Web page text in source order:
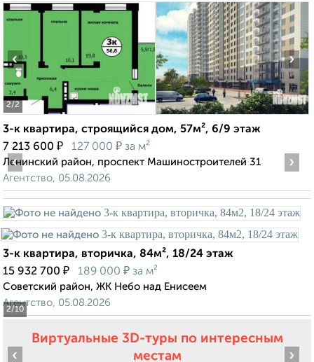
2/2
‹ ›
3-к квартира, строящийся дом, 57м², 6/9 этаж
7 213 600 ₽ 127 000 ₽ за м²
Ленинский район, проспект Машиностроителей 31
Агентство, 05.08.2026
2/10
‹ ›
3-к квартира, вторичка, 84м², 18/24 этаж
15 932 700 ₽ 189 000 ₽ за м²
Советский район, ЖК Небо над Енисеем
Агентство, 05.08.2026
Виртуальные 3D-туры по интересным
местам
‹ ›